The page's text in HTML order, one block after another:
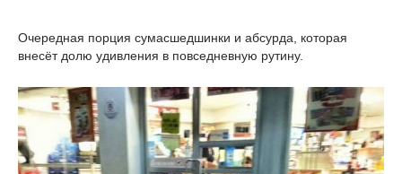
Очередная порция сумасшедшинки и абсурда, которая
внесёт долю удивления в повседневную рутину.